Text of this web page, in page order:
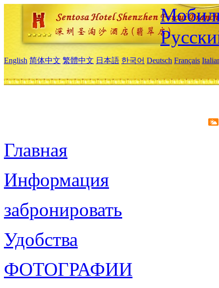
English 简体中文 繁體中文 日本語 한국어 Deutsch Français
Главная
Информация
забронировать
Удобства
ФОТОГРАФИИ